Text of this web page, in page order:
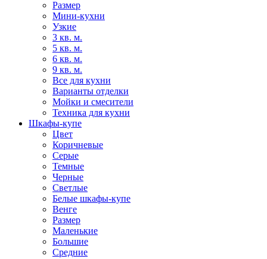
Размер
Мини-кухни
Узкие
3 кв. м.
5 кв. м.
6 кв. м.
9 кв. м.
Все для кухни
Варианты отделки
Мойки и смесители
Техника для кухни
Шкафы-купе
Цвет
Коричневые
Серые
Темные
Черные
Светлые
Белые шкафы-купе
Венге
Размер
Маленькие
Большие
Средние